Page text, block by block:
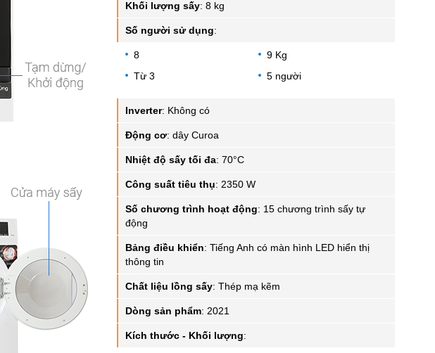
Khối lượng sấy: 8 kg
Số người sử dụng:
8
9 Kg
Từ 3
5 người
Inverter: Không có
Động cơ: dây Curoa
Nhiệt độ sấy tối đa: 70°C
Công suất tiêu thụ: 2350 W
Số chương trình hoạt động: 15 chương trình sấy tự
động
Bảng điều khiển: Tiếng Anh có màn hình LED hiển thị
thông tin
Chất liệu lồng sấy: Thép mạ kẽm
Dòng sản phẩm: 2021
Kích thước - Khối lượng: